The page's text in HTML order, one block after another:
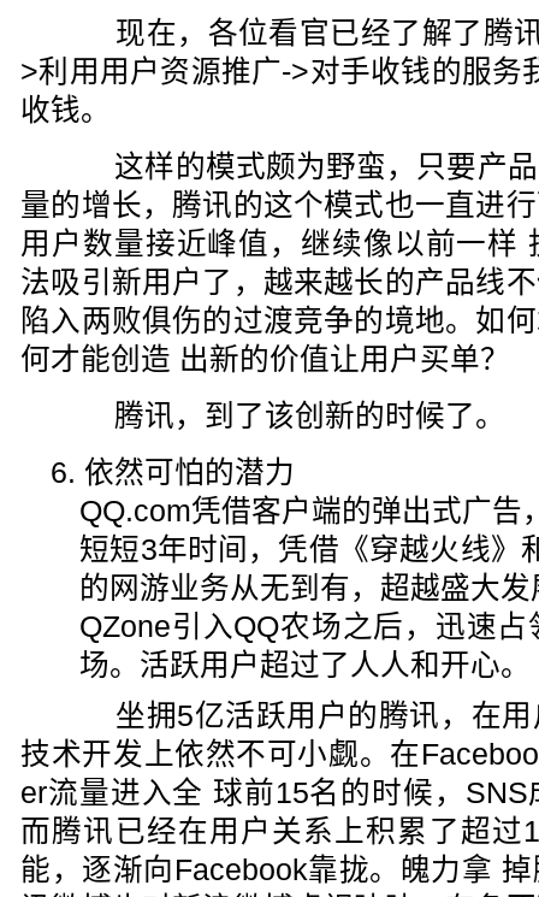
现在，各位看官已经了解了腾
>利用用户资源推广->对手收钱的服务
收钱。
这样的模式颇为野蛮，只要产品
量的增长，腾讯的这个模式也一直进
用户数量接近峰值，继续像以前一样
法吸引新用户了，越来越长的产品线
陷入两败俱伤的过渡竞争的境地。如
何才能创造 出新的价值让用户买单？
腾讯，到了该创新的时候了。
6. 依然可怕的潜力
QQ.com凭借客户端的弹出式广告
短短3年时间，凭借《穿越火线》
的网游业务从无到有，超越盛大
QZone引入QQ农场之后，迅速
场。活跃用户超过了人人和开心。
坐拥5亿活跃用户的腾讯，在用
技术开发上依然不可小觑。在
er流量进入全 球前15名的时候，
而腾讯已经在用户关系上积累了超过
能，逐渐向Facebook靠拢。魄力拿